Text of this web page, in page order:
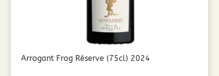
Arrogant Frog Réserve (75cl) 2024